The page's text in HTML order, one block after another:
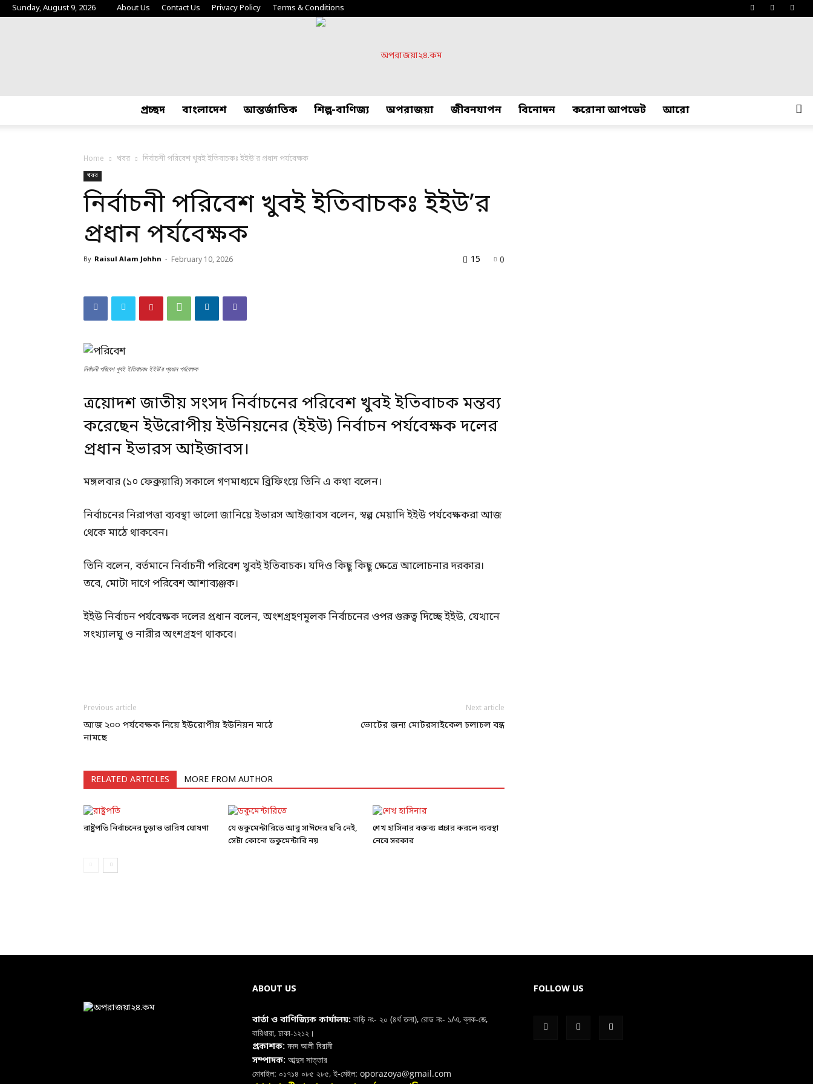
Sunday, August 9, 2026 About Us Contact Us Privacy Policy Terms & Conditions
প্রচ্ছদ বাংলাদেশ আন্তর্জাতিক শিল্প-বাণিজ্য অপরাজয়া জীবনযাপন বিনোদন করোনা আপডেট আরো
Home খবর নির্বাচনী পরিবেশ খুবই ইতিবাচকঃ ইইউ’র প্রধান পর্যবেক্ষক
খবর
নির্বাচনী পরিবেশ খুবই ইতিবাচকঃ ইইউ’র
প্রধান পর্যবেক্ষক
By Raisul Alam Johhn - February 10, 2026 0
15
নির্বাচনী পরিবেশ খুবই ইতিবাচকঃ ইইউ’র প্রধান পর্যবেক্ষক
ত্রয়োদশ জাতীয় সংসদ নির্বাচনের পরিবেশ খুবই ইতিবাচক মন্তব্য
করেছেন ইউরোপীয় ইউনিয়নের (ইইউ) নির্বাচন পর্যবেক্ষক দলের
প্রধান ইভারস আইজাবস।
মঙ্গলবার (১০ ফেব্রুয়ারি) সকালে গণমাধ্যমে ব্রিফিংয়ে তিনি এ কথা বলেন।
নির্বাচনের নিরাপত্তা ব্যবস্থা ভালো জানিয়ে ইভারস আইজাবস বলেন, স্বল্প মেয়াদি ইইউ পর্যবেক্ষকরা আজ
থেকে মাঠে থাকবেন।
তিনি বলেন, বর্তমানে নির্বাচনী পরিবেশ খুবই ইতিবাচক। যদিও কিছু কিছু ক্ষেত্রে আলোচনার দরকার।
তবে, মোটা দাগে পরিবেশ আশাব্যঞ্জক।
ইইউ নির্বাচন পর্যবেক্ষক দলের প্রধান বলেন, অংশগ্রহণমূলক নির্বাচনের ওপর গুরুত্ব দিচ্ছে ইইউ, যেখানে
সংখ্যালঘু ও নারীর অংশগ্রহণ থাকবে।
Previous article
আজ ২০০ পর্যবেক্ষক নিয়ে ইউরোপীয় ইউ‌নিয়ন মাঠে
নামছে
Next article
ভোটের জন্য মোটরসাইকেল চলাচল বন্ধ
RELATED ARTICLES MORE FROM AUTHOR
রাষ্ট্রপতি নির্বাচনের চূড়ান্ত তারিখ ঘোষণা
যে ডকুমেন্টারিতে আবু সাঈদের ছবি নেই,
সেটা কোনো ডকুমেন্টারি নয়
শেখ হাসিনার বক্তব্য প্রচার করলে ব্যবস্থা
নেবে সরকার
ABOUT US
বার্তা ও বাণিজ্যিক কার্যালয়: বাড়ি নং- ২০ (৪র্থ তলা), রোড নং- ১/এ, ব্লক-জে,
বারিধারা, ঢাকা-১২১২।
প্রকাশক: মদদ আলী বিরানী
সম্পাদক: আব্দুস সাত্তার
মোবাইল: ০১৭১৪ ০৮৫ ২৮৫, ই-মেইল: oporazoya@gmail.com
FOLLOW US